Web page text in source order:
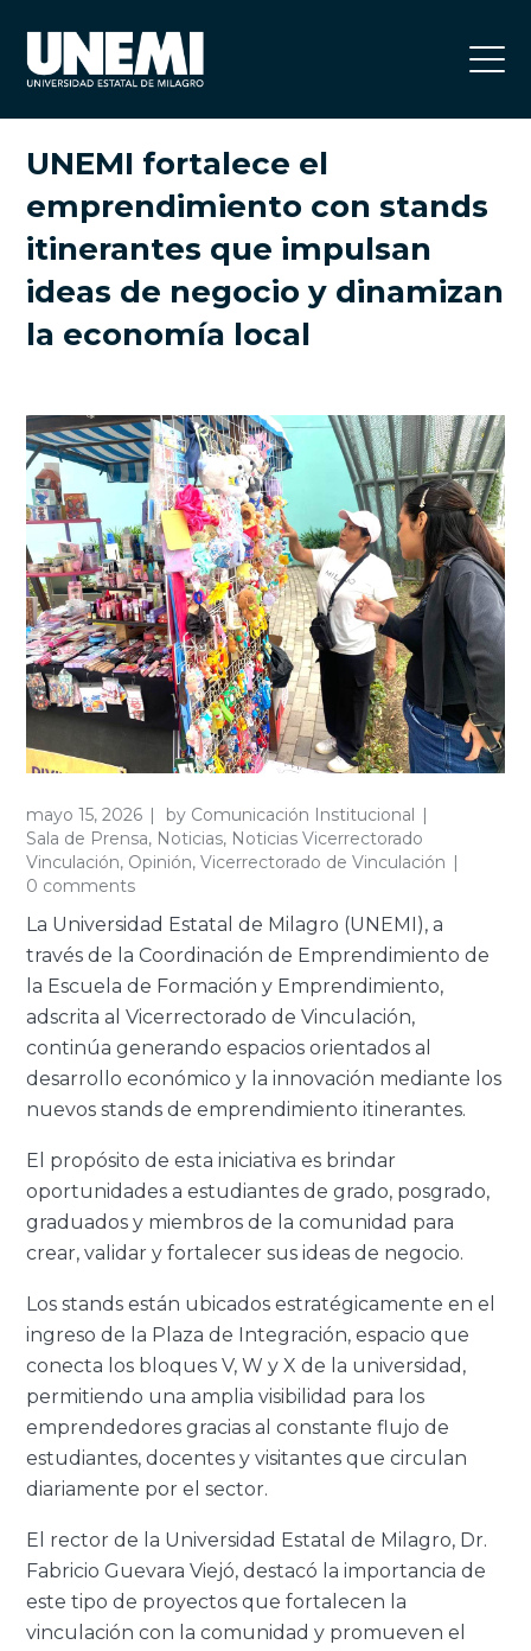
UNEMI fortalece el
emprendimiento con stands
itinerantes que impulsan
ideas de negocio y dinamizan
la economía local
mayo 15, 2026 by Comunicación Institucional
Sala de Prensa, Noticias, Noticias Vicerrectorado
Vinculación, Opinión,Vicerrectorado de Vinculación
0 comments
La Universidad Estatal de Milagro (UNEMI), a
través de la Coordinación de Emprendimiento de
la Escuela de Formación y Emprendimiento,
adscrita al Vicerrectorado de Vinculación,
continúa generando espacios orientados al
desarrollo económico y la innovación mediante los
nuevos stands de emprendimiento itinerantes.
El propósito de esta iniciativa es brindar
oportunidades a estudiantes de grado, posgrado,
graduados y miembros de la comunidad para
crear, validar y fortalecer sus ideas de negocio.
Los stands están ubicados estratégicamente en el
ingreso de la Plaza de Integración, espacio que
conecta los bloques V, W y X de la universidad,
permitiendo una amplia visibilidad para los
emprendedores gracias al constante flujo de
estudiantes, docentes y visitantes que circulan
diariamente por el sector.
El rector de la Universidad Estatal de Milagro, Dr.
Fabricio Guevara Viejó, destacó la importancia de
este tipo de proyectos que fortalecen la
vinculación con la comunidad y promueven el